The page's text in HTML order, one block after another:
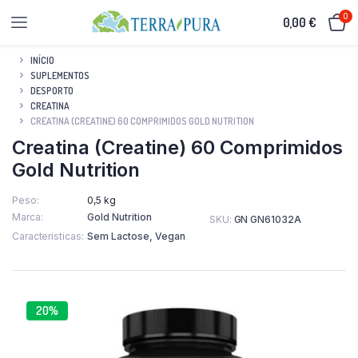
0,00€ 0
INÍCIO
SUPLEMENTOS
DESPORTO
CREATINA
CREATINA (CREATINE) 60 COMPRIMIDOS GOLD NUTRITION
Creatina (Creatine) 60 Comprimidos
Gold Nutrition
Peso
0,5 kg
Marca
Gold Nutrition
Caracteristicas Sem Lactose, Vegan
SKU: GN GN61032A
20%